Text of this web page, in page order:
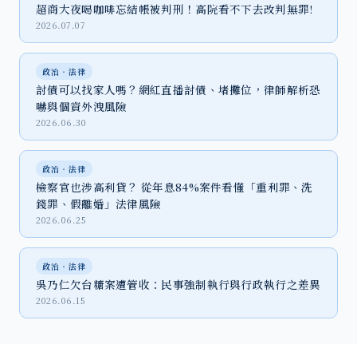
超商大夜喝咖啡忘結帳被判刑！高院看不下去改判無罪!
2026.07.07
政治‧法律
討債可以找家人嗎？網紅直播討債、堵攤位，律師解析恐
嚇與個資外洩風險
2026.06.30
政治‧法律
檢察官也涉高利貸？ 從年息84%案件看懂「重利罪、洗
錢罪、假離婚」法律風險
2026.06.25
政治‧法律
吳乃仁欠台糖案遭管收：民事強制執行與行政執行之差異
2026.06.15